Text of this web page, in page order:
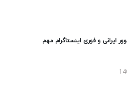
ایرانی و فوری اینستاگرام مهم